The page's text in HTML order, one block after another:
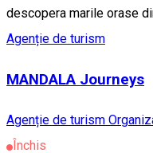
descopera marile orase
Agenție de turism
MANDALA Journeys
Agenție de turism
Închis